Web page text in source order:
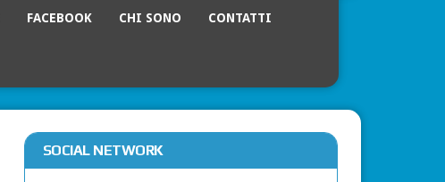
FACEBOOK CHI SONO CONTATTI
SOCIAL NETWORK